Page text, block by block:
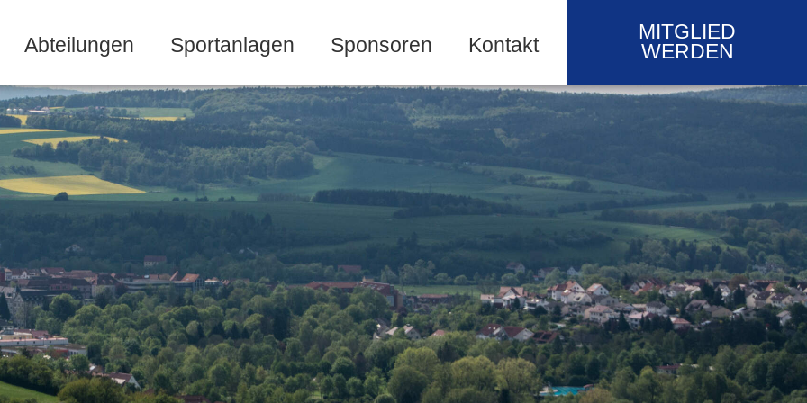
Abteilungen Sportanlagen Sponsoren Kontakt
MITGLIED
WERDEN